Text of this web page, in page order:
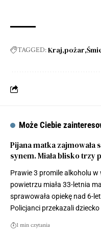
TAGGED:Kraj pożar
Może Ciebie
Pijana matka zajmowała
synem. Miała blisko trzy
Prawie 3 promile alkoholu
powietrzu miała 33-letnia
sprawowała opiekę nad 6-
Policjanci przekazali
1 min czytania